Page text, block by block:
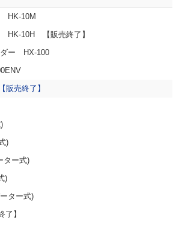
HK-10M
HK-10H 【販売終了】
ダー HX-100
売終了】
)
ター式)
)
ター式)
了】